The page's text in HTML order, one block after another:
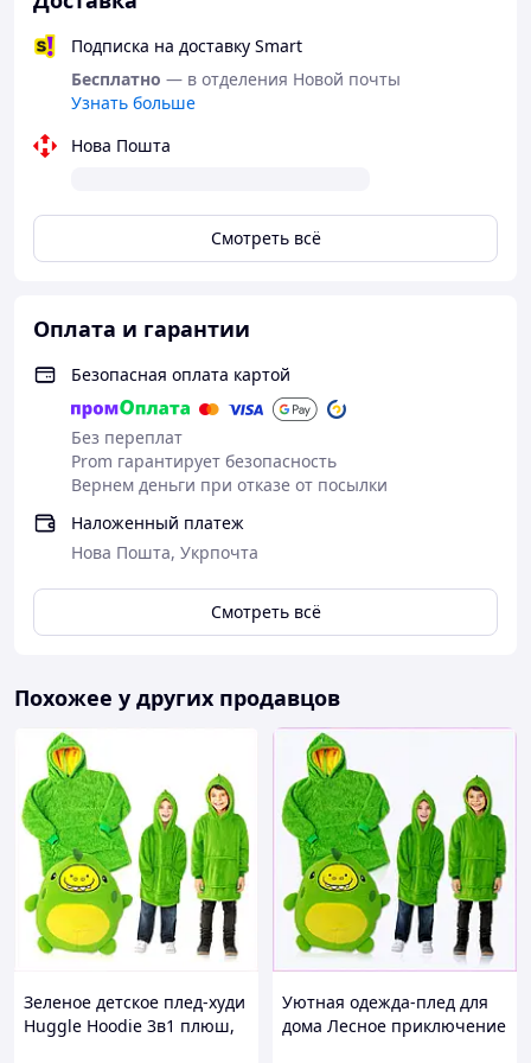
Подписка на доставку Smart
Бесплатно — в отделения Новой почты
Узнать больше
Нова Пошта
Смотреть всё
Оплата и гарантии
Безопасная оплата картой
Без переплат
Prom гарантирует безопасность
Вернем деньги при отказе от посылки
Наложенный платеж
Нова Пошта, Укрпочта
Смотреть всё
Похожее у других продавцов
Зеленое детское плед-худи
Huggle Hoodie 3в1 плюш,
Уютная одежда-плед для
дома Лесное приключение